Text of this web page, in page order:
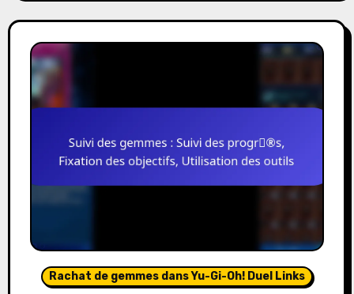
Rachat de gemmes dans Yu-Gi-Oh! Duel Links